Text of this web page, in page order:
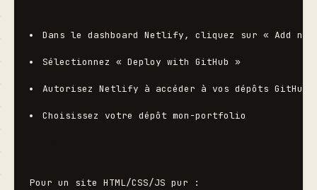
Dans le dashboard Netlify, cliquez sur « Add
Sélectionnez « Deploy with GitHub »
Autorisez Netlify à accéder à vos dépôts GitHub
Choisissez votre dépôt mon-portfolio
Pour un site HTML/CSS/JS pur :